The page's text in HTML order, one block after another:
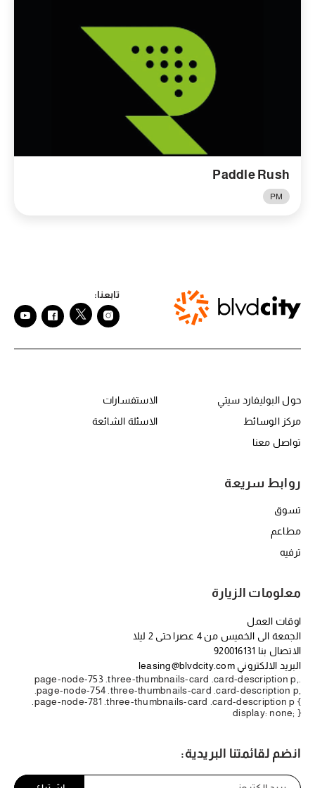
Paddle Rush
PM
تابعنا:
حول البوليفارد سيتي
مركز الوسائط
تواصل معنا
الاستفسارات
الاسئلة الشائعة
روابط سريعة
تسوق
مطاعم
ترفيه
معلومات الزيارة
اوقات العمل
الجمعة الى الخميس من 4 عصرا حتى 2 ليلا
الاتصال بنا 920016131
البريد الالكترونيleasing@blvdcity.com
.page-node-753 .three-thumbnails-card .card-description p,
.page-node-754 .three-thumbnails-card .card-description p,
.page-node-781 .three-thumbnails-card .card-description p {
display: none; }
انضم لقائمتنا البريدية: